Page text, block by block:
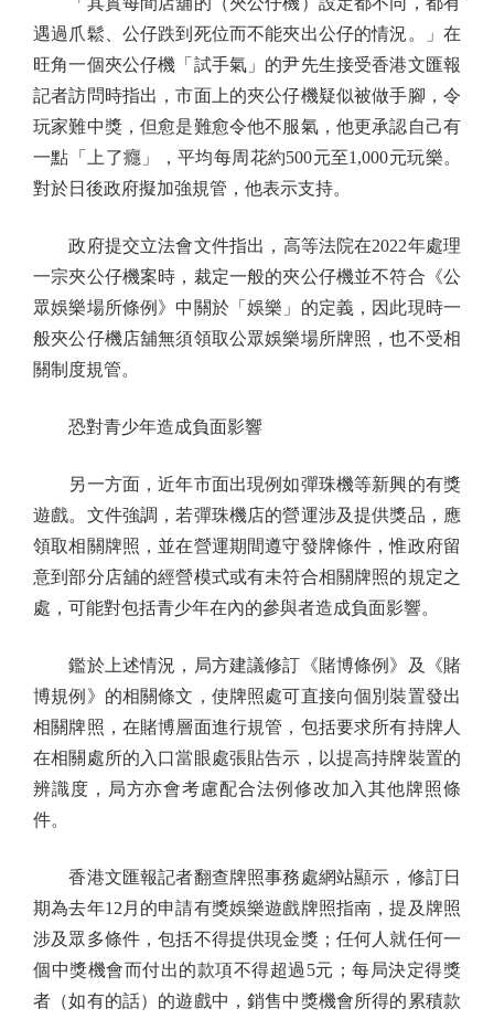
遇過爪鬆、公仔跌到死位而不能夾出公仔的情況。」在
旺角一個夾公仔機「試手氣」的尹先生接受香港文匯報
記者訪問時指出，市面上的夾公仔機疑似被做手腳，令
玩家難中獎，但愈是難愈令他不服氣，他更承認自己有
一點「上了癮」，平均每周花約500元至1,000元玩樂。
對於日後政府擬加強規管，他表示支持。
政府提交立法會文件指出，高等法院在2022年處理
一宗夾公仔機案時，裁定一般的夾公仔機並不符合《公
眾娛樂場所條例》中關於「娛樂」的定義，因此現時一
般夾公仔機店舖無須領取公眾娛樂場所牌照，也不受相
關制度規管。
恐對青少年造成負面影響
另一方面，近年市面出現例如彈珠機等新興的有獎
遊戲。文件強調，若彈珠機店的營運涉及提供獎品，應
領取相關牌照，並在營運期間遵守發牌條件，惟政府留
意到部分店舖的經營模式或有未符合相關牌照的規定之
處，可能對包括青少年在內的參與者造成負面影響。
鑑於上述情況，局方建議修訂《賭博條例》及《賭
博規例》的相關條文，使牌照處可直接向個別裝置發出
相關牌照，在賭博層面進行規管，包括要求所有持牌人
在相關處所的入口當眼處張貼告示，以提高持牌裝置的
辨識度，局方亦會考慮配合法例修改加入其他牌照條
件。
香港文匯報記者翻查牌照事務處網站顯示，修訂日
期為去年12月的申請有獎娛樂遊戲牌照指南，提及牌照
涉及眾多條件，包括不得提供現金獎；任何人就任何一
個中獎機會而付出的款項不得超過5元；每局決定得獎
者（如有的話）的遊戲中，銷售中獎機會所得的累積款